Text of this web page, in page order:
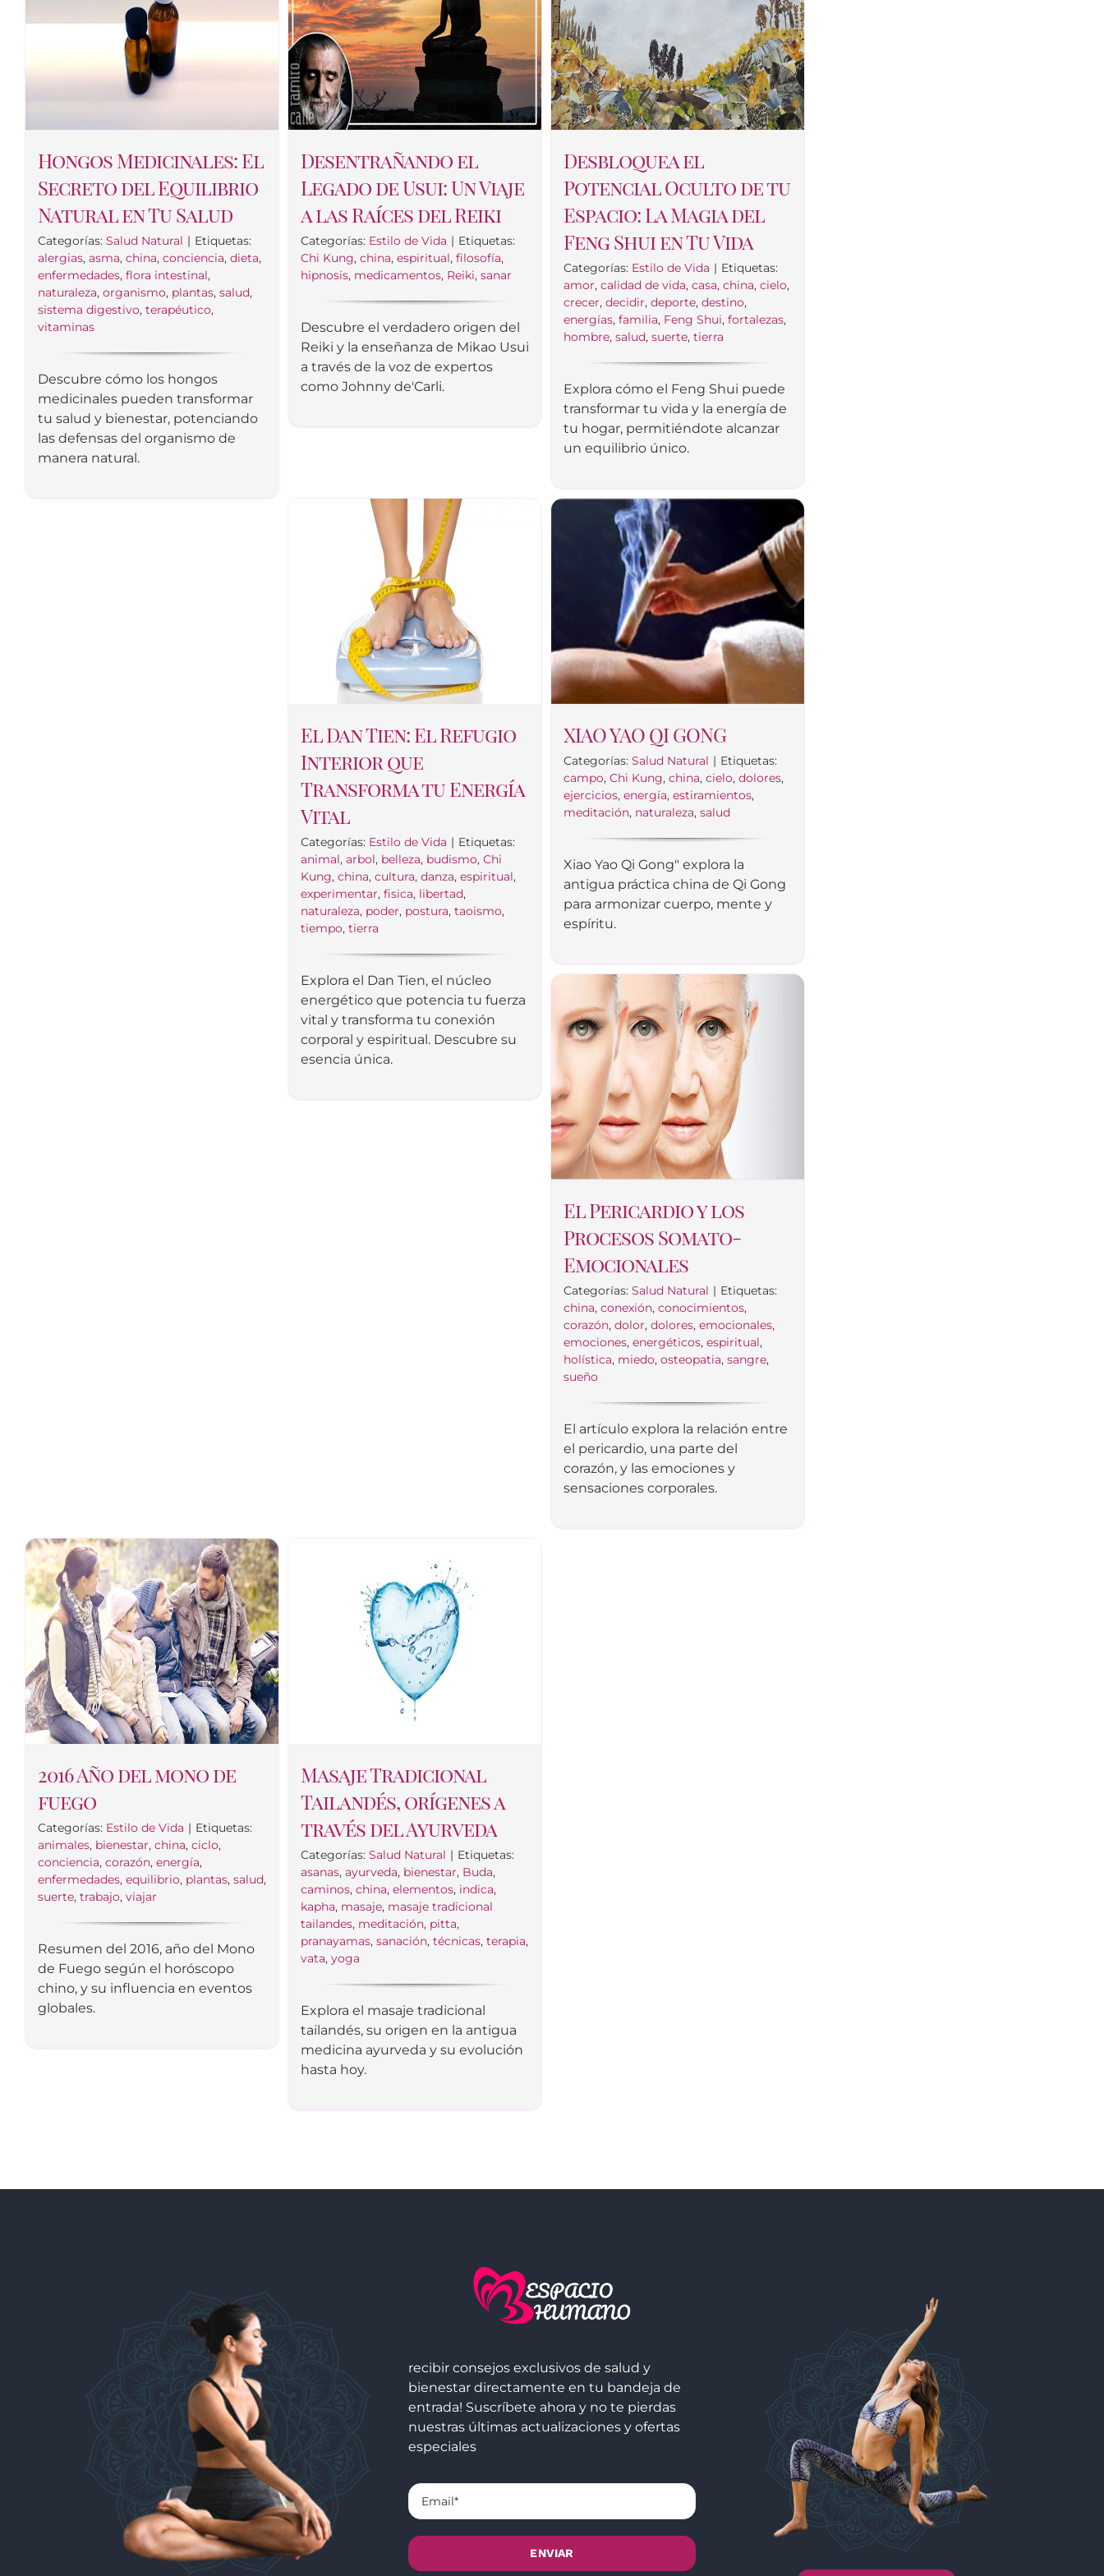
Hongos Medicinales: El
Secreto del Equilibrio
Natural en Tu Salud
Categorías: Salud Natural | Etiquetas:
alergias, asma, china, conciencia, dieta,
enfermedades, flora intestinal,
naturaleza, organismo, plantas, salud,
sistema digestivo, terapéutico,
vitaminas
Descubre cómo los hongos
medicinales pueden transformar
tu salud y bienestar, potenciando
las defensas del organismo de
manera natural.
Desentrañando el
Legado de Usui: Un Viaje
a las Raíces del Reiki
Categorías: Estilo de Vida | Etiquetas:
Chi Kung,china,espiritual,filosofía,
hipnosis, medicamentos, Reiki,sanar
Descubre el verdadero origen del
Reiki y la enseñanza de Mikao Usui
a través de la voz de expertos
como Johnny de'Carli.
Desbloquea el
Potencial Oculto de tu
Espacio: La Magia del
Feng Shui en Tu Vida
Categorías: Estilo de Vida | Etiquetas:
amor,calidad de vida,casa,china,cielo,
crecer,decidir,deporte,destino,
energías,familia, Feng Shui,fortalezas,
hombre,salud,suerte,tierra
Explora cómo el Feng Shui puede
transformar tu vida y la energía de
tu hogar, permitiéndote alcanzar
un equilibrio único.
El Dan Tien: El Refugio
Interior que
Transforma tu Energía
Vital
Categorías: Estilo de Vida | Etiquetas:
animal,arbol, belleza, budismo,Chi
Kung,china,cultura,danza,espiritual,
experimentar,fisica, libertad,
naturaleza, poder, postura,taoismo,
tiempo,tierra
Explora el Dan Tien, el núcleo
energético que potencia tu fuerza
vital y transforma tu conexión
corporal y espiritual. Descubre su
esencia única.
XIAO YAO QI GONG
Categorías:Salud Natural | Etiquetas:
campo,Chi Kung,china,cielo,dolores,
ejercicios,energía,estiramientos,
meditación, naturaleza,salud
Xiao Yao Qi Gong" explora la
antigua práctica china de Qi Gong
para armonizar cuerpo, mente y
espíritu.
El Pericardio y los
Procesos Somato-
Emocionales
Categorías:Salud Natural | Etiquetas:
china,conexión,conocimientos,
corazón,dolor,dolores,emocionales,
emociones,energéticos,espiritual,
holística, miedo,osteopatia,sangre,
sueño
El artículo explora la relación entre
el pericardio, una parte del
corazón, y las emociones y
sensaciones corporales.
2016 Año del mono de
fuego
Categorías: Estilo de Vida | Etiquetas:
animales, bienestar, china, ciclo,
conciencia, corazón, energía,
enfermedades, equilibrio, plantas, salud,
suerte, trabajo, viajar
Resumen del 2016, año del Mono
de Fuego según el horóscopo
chino, y su influencia en eventos
globales.
Masaje Tradicional
Tailandés, orígenes a
través del Ayurveda
Categorías:Salud Natural | Etiquetas:
asanas,ayurveda, bienestar, Buda,
caminos,china,elementos, indica,
kapha, masaje, masaje tradicional
tailandes, meditación, pitta,
pranayamas,sanación,técnicas,terapia,
vata,yoga
Explora el masaje tradicional
tailandés, su origen en la antigua
medicina ayurveda y su evolución
hasta hoy.
recibir consejos exclusivos de salud y
bienestar directamente en tu bandeja de
entrada! Suscríbete ahora y no te pierdas
nuestras últimas actualizaciones y ofertas
especiales